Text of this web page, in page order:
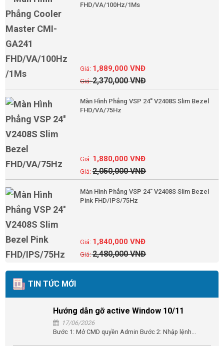
FHD/VA/100Hz/1Ms
2,370,000VNĐ
1,889,000VNĐ
Màn Hình Phẳng VSP 24'' V2408S Slim Bezel
FHD/VA/75Hz
2,050,000VNĐ
1,880,000VNĐ
Màn Hình Phẳng VSP 24'' V2408S Slim Bezel
Pink FHD/IPS/75Hz
2,480,000VNĐ
1,840,000VNĐ
TIN TỨC MỚI
Hướng dẫn gỡ active Window 10/11
17/06/2026
Bước 1: Mở CMD quyền Admin Bước 2: Nhập lệnh...